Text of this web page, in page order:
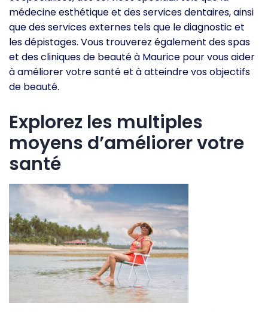
médecine esthétique et des services dentaires, ainsi
que des services externes tels que le diagnostic et
les dépistages. Vous trouverez également des spas
et des cliniques de beauté à Maurice pour vous aider
à améliorer votre santé et à atteindre vos objectifs
de beauté.
Explorez les multiples
moyens d’améliorer votre
santé